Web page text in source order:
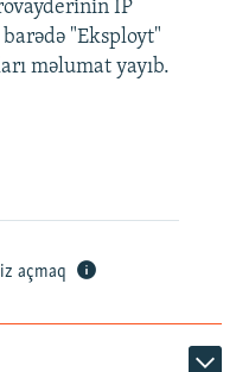
IP
barədə "Eksployt"
məlumat yayıb.
açmaq